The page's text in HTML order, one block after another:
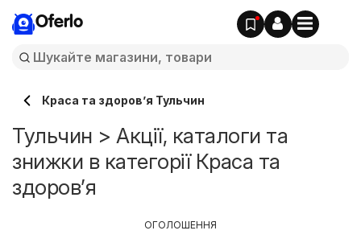
Oferlo
Краса та здоров’я Тульчин
Тульчин > Акції, каталоги та
знижки в категорії Краса та
здоров’я
ОГОЛОШЕННЯ